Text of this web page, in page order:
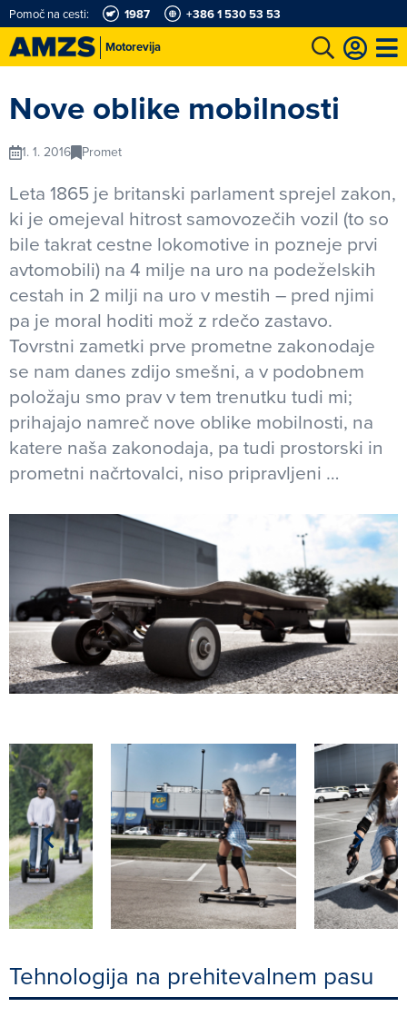
Motorevija
Pomoč na cesti: 1987 +386 1 530 53 53
Nove oblike mobilnosti
1. 1. 2016 Promet
Leta 1865 je britanski parlament sprejel zakon,
ki je omejeval hitrost samovozečih vozil (to so
bile takrat cestne lokomotive in pozneje prvi
avtomobili) na 4 milje na uro na podeželskih
cestah in 2 milji na uro v mestih – pred njimi
pa je moral hoditi mož z rdečo zastavo.
Tovrstni zametki prve prometne zakonodaje
se nam danes zdijo smešni, a v podobnem
položaju smo prav v tem trenutku tudi mi;
prihajajo namreč nove oblike mobilnosti, na
katere naša zakonodaja, pa tudi prostorski in
prometni načrtovalci, niso pripravljeni …
Tehnologija na prehitevalnem pasu